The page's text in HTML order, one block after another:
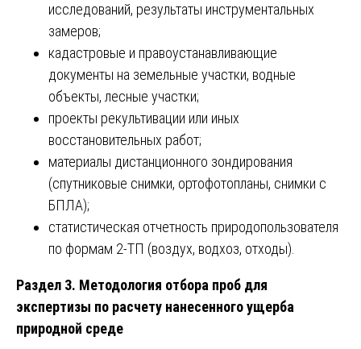
исследований, результаты инструментальных
замеров;
кадастровые и правоустанавливающие
документы на земельные участки, водные
объекты, лесные участки;
проекты рекультивации или иных
восстановительных работ;
материалы дистанционного зондирования
(спутниковые снимки, ортофотопланы, снимки с
БПЛА);
статистическая отчетность природопользователя
по формам 2-ТП (воздух, водхоз, отходы).
Раздел 3. Методология отбора проб для
экспертизы по расчету нанесенного ущерба
природной среде